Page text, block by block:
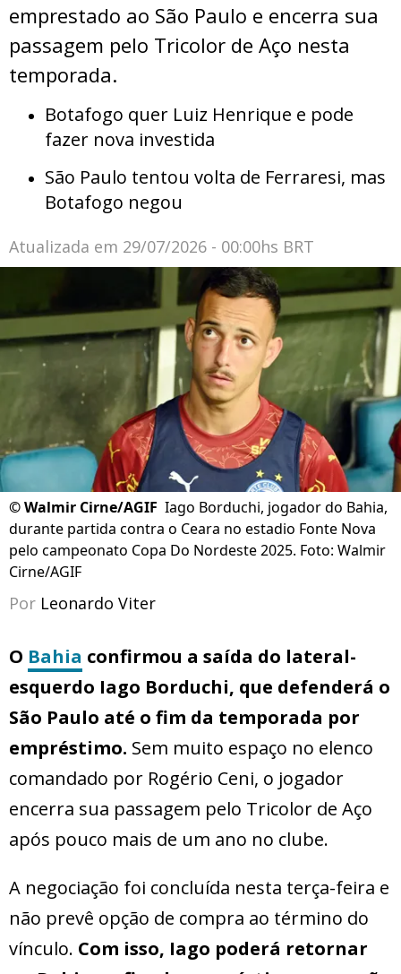
emprestado ao São Paulo e encerra sua
passagem pelo Tricolor de Aço nesta
temporada.
Botafogo quer Luiz Henrique e pode
fazer nova investida
São Paulo tentou volta de Ferraresi, mas
Botafogo negou
Atualizada em 29/07/2026 - 00:00hs BRT
©Walmir Cirne/AGIF Iago Borduchi, jogador do Bahia,
durante partida contra o Ceara no estadio Fonte Nova
pelo campeonato Copa Do Nordeste 2025. Foto: Walmir
Cirne/AGIF
Por Leonardo Viter
O Bahia confirmou a saída do lateral-
esquerdo Iago Borduchi, que defenderá o
São Paulo até o fim da temporada por
empréstimo. Sem muito espaço no elenco
comandado por Rogério Ceni, o jogador
encerra sua passagem pelo Tricolor de Aço
após pouco mais de um ano no clube.
A negociação foi concluída nesta terça-feira e
não prevê opção de compra ao término do
vínculo. Com isso, Iago poderá retornar